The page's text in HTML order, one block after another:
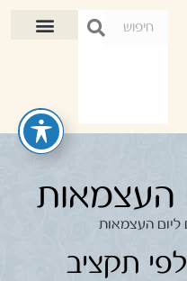
העצמאות
ליום העצמאות
תקציב